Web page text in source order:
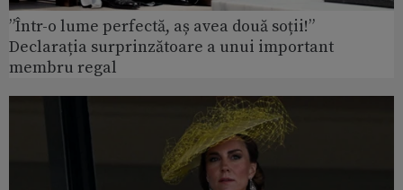
”Într-o lume perfectă, aș avea două soții!”
Declarația surprinzătoare a unui important
membru regal